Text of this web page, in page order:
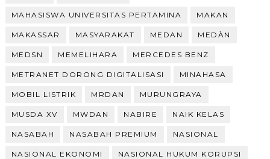
MAHASISWA UNIVERSITAS PERTAMINA MAKAN
MAKASSAR MASYARAKAT MEDAN MEDÀN
MEDSN MEMELIHARA MERCEDES BENZ
METRANET DORONG DIGITALISASI MINAHASA
MOBIL LISTRIK MRDAN MURUNGRAYA
MUSDA XV MWDAN NABIRE NAIK KELAS
NASABAH NASABAH PREMIUM NASIONAL
NASIONAL EKONOMI NASIONAL HUKUM KORUPSI